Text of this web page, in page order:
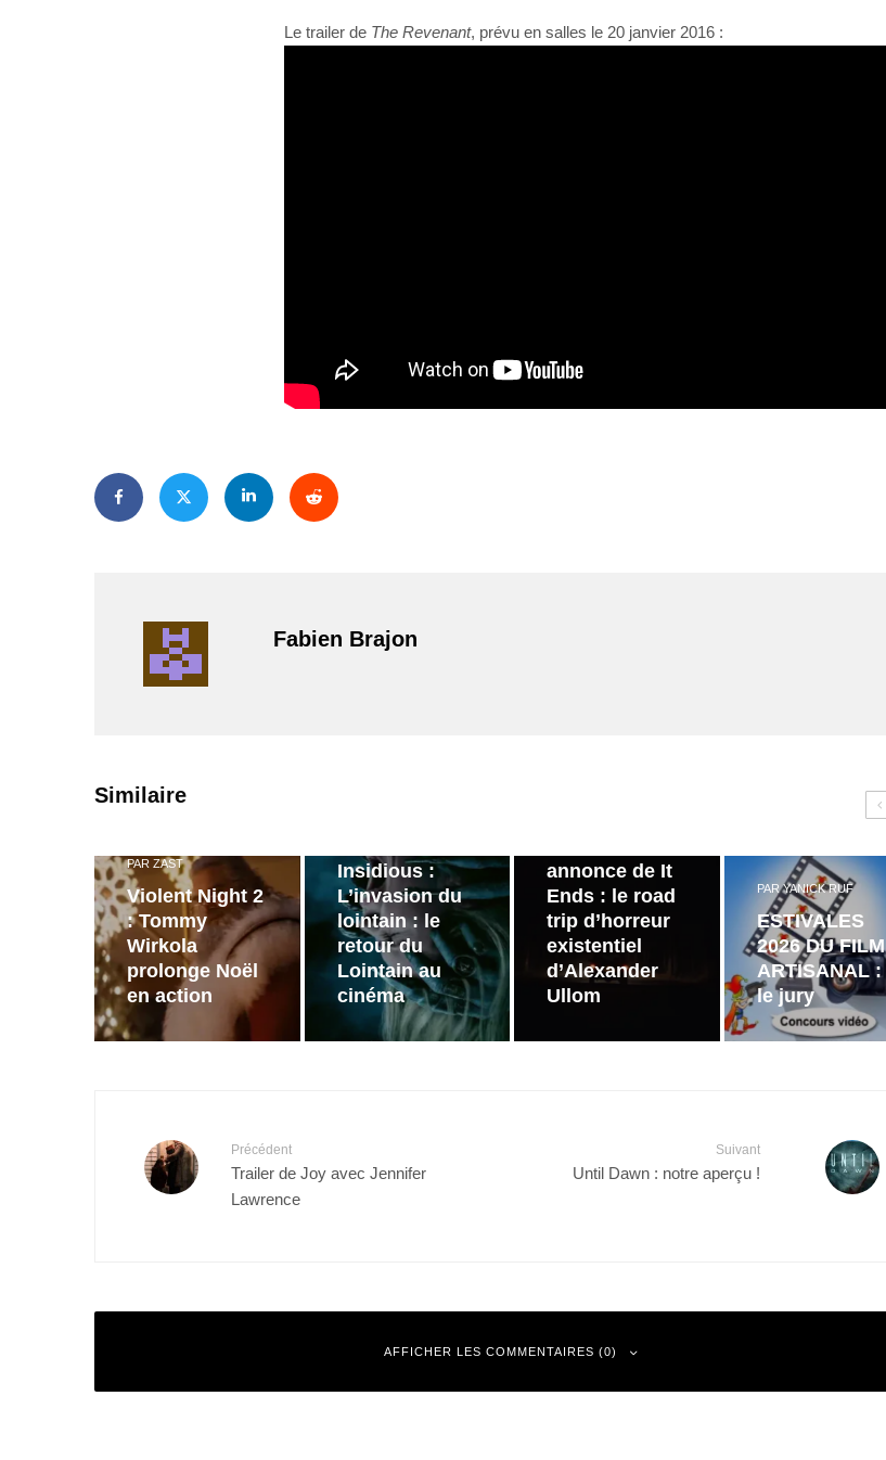
Le trailer de The Revenant, prévu en salles le 20 janvier 2016 :
Fabien Brajon
Similaire
PAR ZAST
Violent Night 2
: Tommy
Wirkola
prolonge Noël
en action
Insidious :
L’invasion du
lointain : le
retour du
Lointain au
cinéma
annonce de It
Ends : le road
trip d’horreur
existentiel
d’Alexander
Ullom
PARYANICK RUF
ESTIVALES
2026 DU FILM
ARTISANAL :
le jury
Précédent
Trailer de Joy avec Jennifer
Lawrence
Suivant
Until Dawn : notre aperçu !
AFFICHER LES COMMENTAIRES (0)